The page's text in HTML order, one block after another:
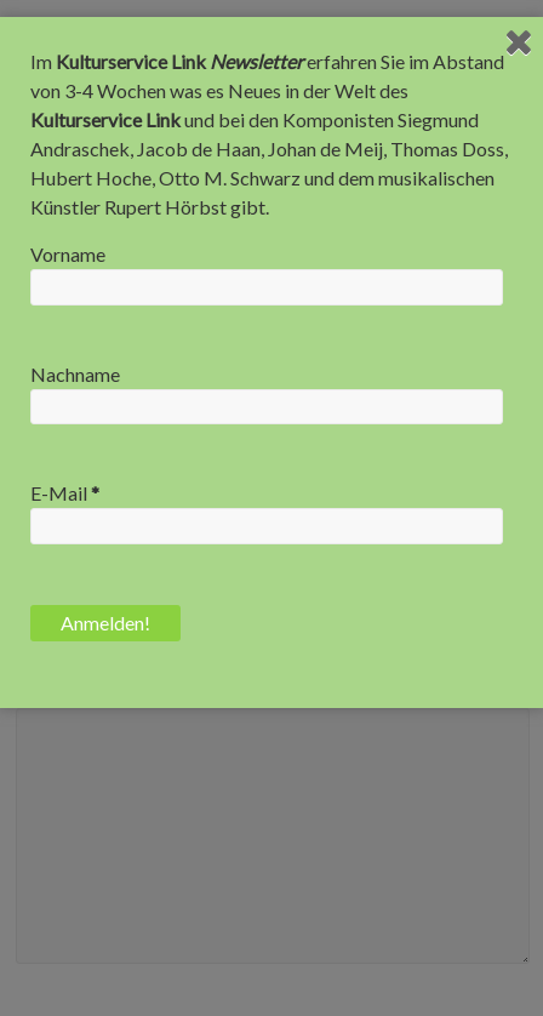
Der Online-Vortrag zu Deinem Wunschtermin findet
nur statt, wenn es mindestens 5 Anmeldungen gibt.
Hast Du vorab Fragen? Möchtest Du für deinen Musikverein
ein Angebot für einOnline-Seminar zum Teambasierten
Vereinsmanagementoder einerZukunftswerkstattfür Deinen
Musikverein? Schreib mir:
Ihr Name (Pflichtfeld)
Ihre E-Mail-Adresse (Pflichtfeld)
Im Kulturservice Link Newslettererfahren Sie im Abstand
von 3-4 Wochen was es Neues in der Welt des
Kulturservice Linkund bei den Komponisten Siegmund
Andraschek, Jacob de Haan, Johan de Meij, Thomas Doss,
Hubert Hoche, Otto M. Schwarz und dem musikalischen
Künstler Rupert Hörbst gibt.
Vorname
Nachname
E-Mail*